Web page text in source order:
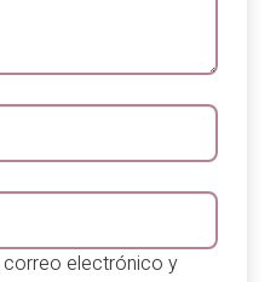
correo electrónico y